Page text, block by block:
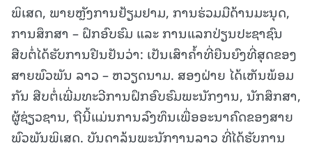
ພິເສດ, ພາຍຫຼັງການຢ້ຽມຢາມ, ການຮ່ວມມືດ້ານມະນຸດ,
ການສຶກສາ – ຝຶກອົບຮົມ ແລະ ການແລກປ່ຽນປະຊາຊົນ
ສືບຕໍ່ໄດ້ຮັບການຢືນຢັນວ່າ: ເປັນເສົາຄໍ້າທີ່ຍືນຍົງທີ່ສຸດຂອງ
ສາຍພົວພັນ ລາວ – ຫວຽດນາມ. ສອງຝ່າຍ ໄດ້ເຫັນພ້ອມ
ກັນ ສືບຕໍ່ເພີ່ມທະວີການຝຶກອົບຮົມພະນັກງານ, ນັກສຶກສາ,
ຜູ້ຊ່ຽວຊານ, ຖືນີ້ແມ່ນການລົງທຶນເພື່ອອະນາຄົດຂອງສາຍ
ພົວພັນພິເສດ. ບັນດາລຸ້ນພະນັກງານລາວ ທີ່ໄດ້ຮັບການ